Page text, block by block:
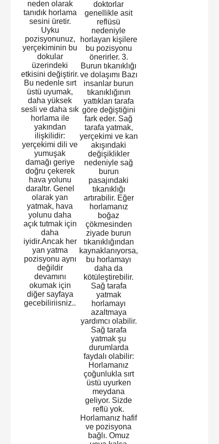
neden olarak
tanıdık horlama
sesini üretir.
Uyku
pozisyonunuz,
yerçekiminin bu
dokular
üzerindeki
etkisini değiştirir.
Bu nedenle sırt
üstü uyumak,
daha yüksek
sesli ve daha sık
horlama ile
yakından
ilişkilidir:
yerçekimi dili ve
yumuşak
damağı geriye
doğru çekerek
hava yolunu
daraltır. Genel
olarak yan
yatmak, hava
yolunu daha
açık tutmak için
daha
iyidir.Ancak her
yan yatma
pozisyonu aynı
değildir
devamını
okumak için
diğer sayfaya
gecebiliriisniz..
doktorlar
genellikle asit
reflüsü
nedeniyle
horlayan kişilere
bu pozisyonu
önerirler. 3.
Burun tıkanıklığı
ve dolaşımı Bazı
insanlar burun
tıkanıklığının
yattıkları tarafa
göre değiştiğini
fark eder. Sağ
tarafa yatmak,
yerçekimi ve kan
akışındaki
değişiklikler
nedeniyle sağ
burun
pasajındaki
tıkanıklığı
artırabilir. Eğer
horlamanız
boğaz
çökmesinden
ziyade burun
tıkanıklığından
kaynaklanıyorsa,
bu horlamayı
daha da
kötüleştirebilir.
Sağ tarafa
yatmak
horlamayı
azaltmaya
yardımcı olabilir.
Sağ tarafa
yatmak şu
durumlarda
faydalı olabilir:
Horlamanız
çoğunlukla sırt
üstü uyurken
meydana
geliyor. Sizde
reflü yok.
Horlamanız hafif
ve pozisyona
bağlı. Omuz